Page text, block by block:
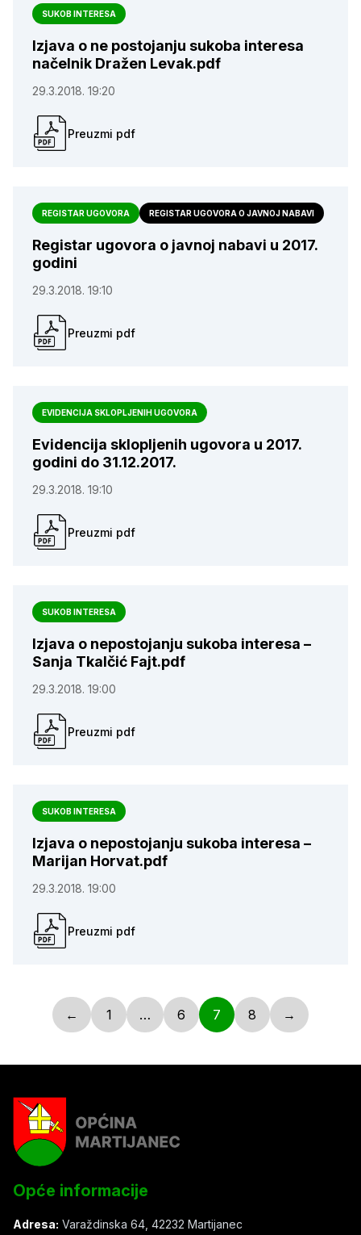
SUKOB INTERESA
Izjava o ne postojanju sukoba interesa
načelnik Dražen Levak.pdf
29.3.2018. 19:20
Preuzmi pdf
REGISTAR UGOVORA REGISTAR UGOVORA O JAVNOJ NABAVI
Registar ugovora o javnoj nabavi u 2017.
godini
29.3.2018. 19:10
Preuzmi pdf
EVIDENCIJA SKLOPLJENIH UGOVORA
Evidencija sklopljenih ugovora u 2017.
godini do 31.12.2017.
29.3.2018. 19:10
Preuzmi pdf
SUKOB INTERESA
Izjava o nepostojanju sukoba interesa –
Sanja Tkalčić Fajt.pdf
29.3.2018. 19:00
Preuzmi pdf
SUKOB INTERESA
Izjava o nepostojanju sukoba interesa –
Marijan Horvat.pdf
29.3.2018. 19:00
Preuzmi pdf
← 1 … 6 7 8 →
Opće informacije
Adresa: Varaždinska 64, 42232 Martijanec